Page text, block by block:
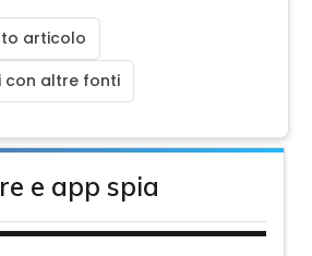
articolo
con altre fonti
e app spia